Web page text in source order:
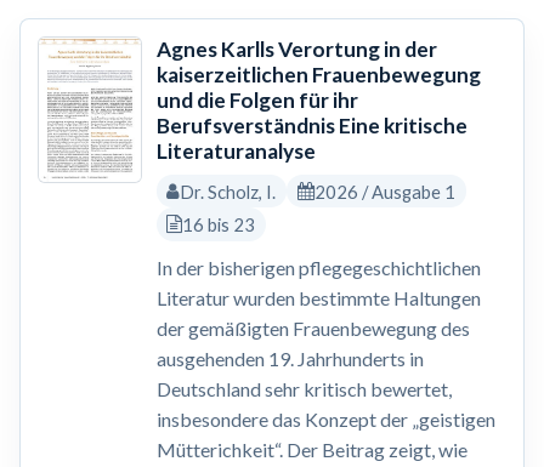
Agnes Karlls Verortung in der
kaiserzeitlichen Frauenbewegung
und die Folgen für ihr
Berufsverständnis Eine kritische
Literaturanalyse
Dr. Scholz, I.
2026 / Ausgabe 1
16 bis 23
In der bisherigen pflegegeschichtlichen
Literatur wurden bestimmte Haltungen
der gemäßigten Frauenbewegung des
ausgehenden 19. Jahrhunderts in
Deutschland sehr kritisch bewertet,
insbesondere das Konzept der „geistigen
Mütterichkeit“. Der Beitrag zeigt, wie